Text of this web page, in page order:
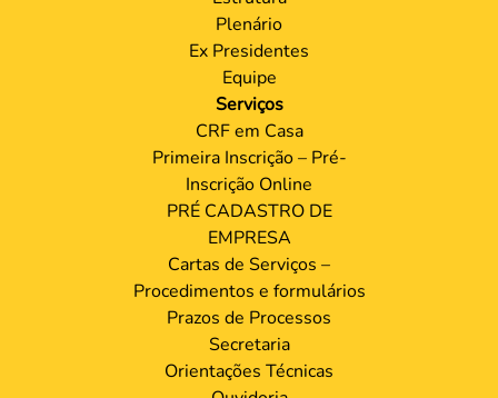
Plenário
Ex Presidentes
Equipe
Serviços
CRF em Casa
Primeira Inscrição – Pré-
Inscrição Online
PRÉ CADASTRO DE
EMPRESA
Cartas de Serviços –
Procedimentos e formulários
Prazos de Processos
Secretaria
Orientações Técnicas